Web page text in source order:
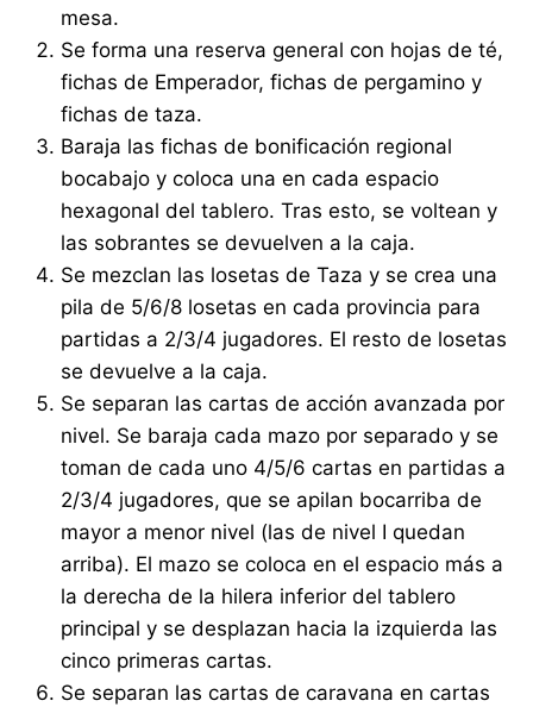
mesa.
Se forma una reserva general con hojas de té,
fichas de Emperador, fichas de pergamino y
fichas de taza.
Baraja las fichas de bonificación regional
bocabajo y coloca una en cada espacio
hexagonal del tablero. Tras esto, se voltean y
las sobrantes se devuelven a la caja.
Se mezclan las losetas de Taza y se crea una
pila de 5/6/8 losetas en cada provincia para
partidas a 2/3/4 jugadores. El resto de losetas
se devuelve a la caja.
Se separan las cartas de acción avanzada por
nivel. Se baraja cada mazo por separado y se
toman de cada uno 4/5/6 cartas en partidas a
2/3/4 jugadores, que se apilan bocarriba de
mayor a menor nivel (las de nivel I quedan
arriba). El mazo se coloca en el espacio más a
la derecha de la hilera inferior del tablero
principal y se desplazan hacia la izquierda las
cinco primeras cartas.
Se separan las cartas de caravana en cartas